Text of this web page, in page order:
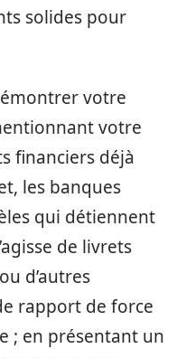
solides pour
votre
votre
financiers déjà
les banques
qui détiennent
de livrets
d’autres
rapport de force
; en présentant un